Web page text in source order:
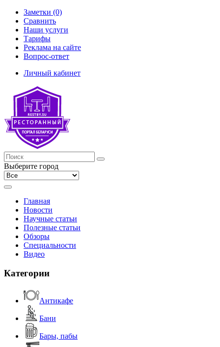
Заметки (0)
Сравнить
Наши услуги
Тарифы
Реклама на сайте
Вопрос-ответ
Личный кабинет
Выберите город
Главная
Новости
Научные статьи
Полезные статьи
Обзоры
Специальности
Видео
Категории
Антикафе
Бани
Бары, пабы